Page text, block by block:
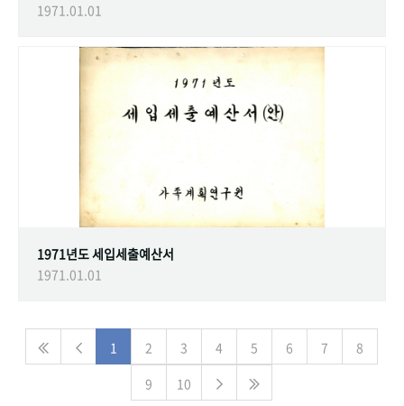
1971.01.01
1971년도 세입세출예산서
1971.01.01
1 2 3 4 5 6 7
8
9
10